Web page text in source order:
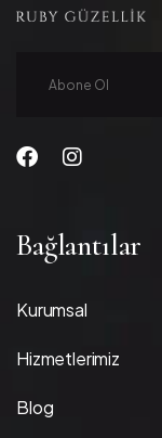
Bağlantılar
Kurumsal
Hizmetlerimiz
Blog